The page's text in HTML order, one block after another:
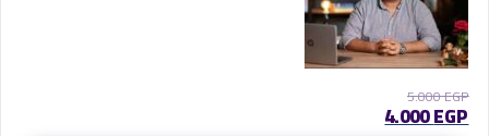
5.000EGP
4.000EGP